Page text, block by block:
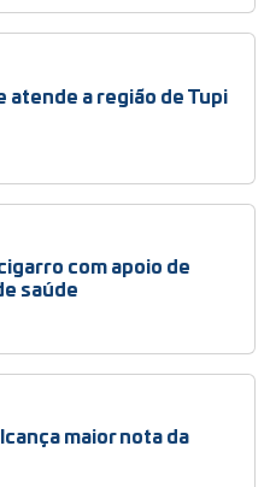
a região de Tupi
com apoio de
saúde
maior nota da